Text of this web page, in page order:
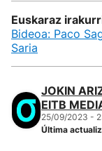
Euskaraz
Bideoa: Paco
Saria
JOKIN
EITB
25/09/2023 -
Última